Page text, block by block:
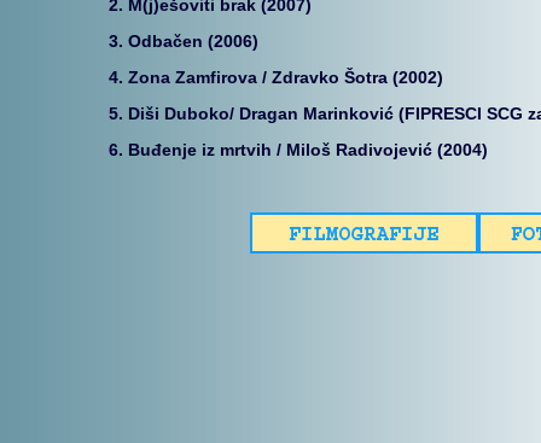
2. M(j)ešoviti brak (2007)
3. Odbačen (2006)
4. Zona Zamfirova / Zdravko Šotra (2002)
5. Diši Duboko/ Dragan Marinković (FIPRESCI SCG
6. Buđenje iz mrtvih / Miloš Radivojević (2004)